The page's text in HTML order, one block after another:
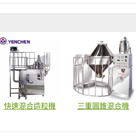
快速混合造粒機 三重圓錐混合機